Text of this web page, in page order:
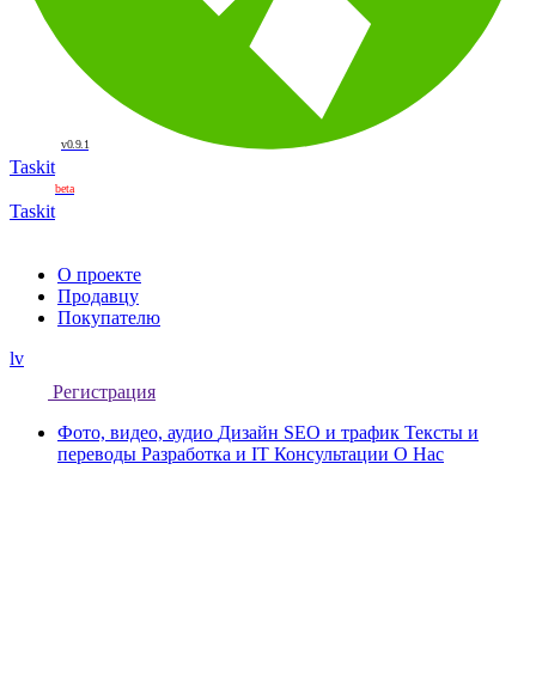
Taskit
v0.9.1
Taskit
beta
О проекте
Продавцу
Покупателю
lv
Регистрация
Фото, видео, аудио Дизайн SEO и трафик Тексты и
переводы Разработка и IT Консультации О Нас